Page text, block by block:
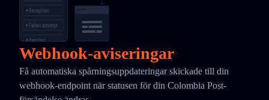
Webhook-aviseringar
Få automatiska spårningsuppdateringar skickade till din
webhook-endpoint när statusen för din Colombia Post-